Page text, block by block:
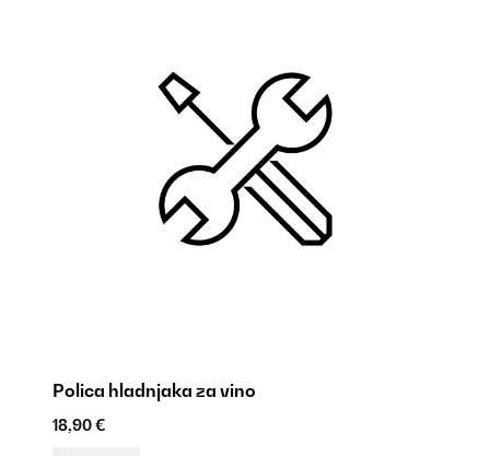
Polica hladnjaka za vino
18,90 €